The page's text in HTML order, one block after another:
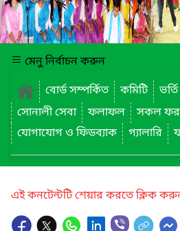
মেনু নির্বাচন করুন
বোর্ড সম্পর্কিত
কমিটি
সোনালী সেবা
ফলাফল
সকল
যোগাযোগ ও ফিডব্যাক
গ্যালারি
এই কনটেন্টটি শেয়ার করতে ক্লিক